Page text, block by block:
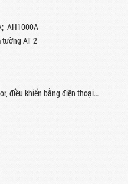
AH1000A
AT 2
điều khiển bằng điện thoại…